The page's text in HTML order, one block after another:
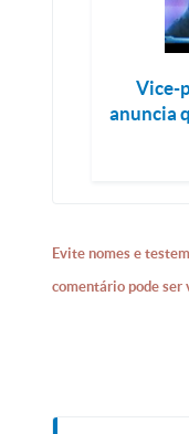
Vice-
anuncia
Evite nomes e
comentário pode ser